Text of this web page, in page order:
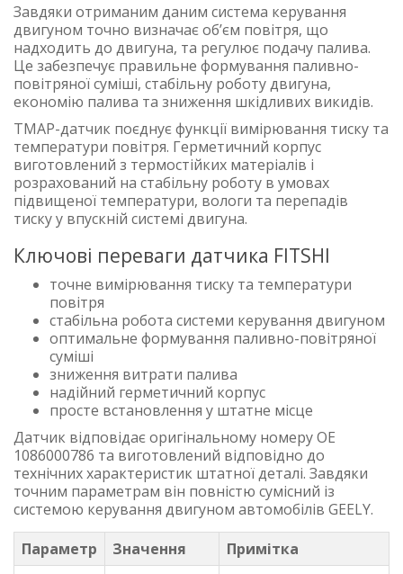
Завдяки отриманим даним система керування
двигуном точно визначає об’єм повітря, що
надходить до двигуна, та регулює подачу палива.
Це забезпечує правильне формування паливно-
повітряної суміші, стабільну роботу двигуна,
економію палива та зниження шкідливих викидів.
TMAP-датчик поєднує функції вимірювання тиску та
температури повітря. Герметичний корпус
виготовлений з термостійких матеріалів і
розрахований на стабільну роботу в умовах
підвищеної температури, вологи та перепадів
тиску у впускній системі двигуна.
Ключові переваги датчика FITSHI
точне вимірювання тиску та температури
повітря
стабільна робота системи керування двигуном
оптимальне формування паливно-повітряної
суміші
зниження витрати палива
надійний герметичний корпус
просте встановлення у штатне місце
Датчик відповідає оригінальному номеру OE
1086000786 та виготовлений відповідно до
технічних характеристик штатної деталі. Завдяки
точним параметрам він повністю сумісний із
системою керування двигуном автомобілів GEELY.
Параметр
Значення
Примітка